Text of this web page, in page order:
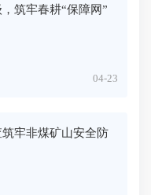
筑牢春耕“保障网”
04-23
牢非煤矿山安全防